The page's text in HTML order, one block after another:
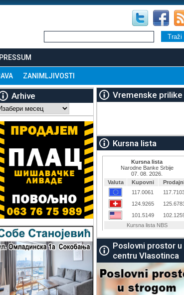
ZANIMLJIVOSTI
Arhive Vremenske prilike
Kursna lista
Poslovni prostor u
centru Vlasotinca